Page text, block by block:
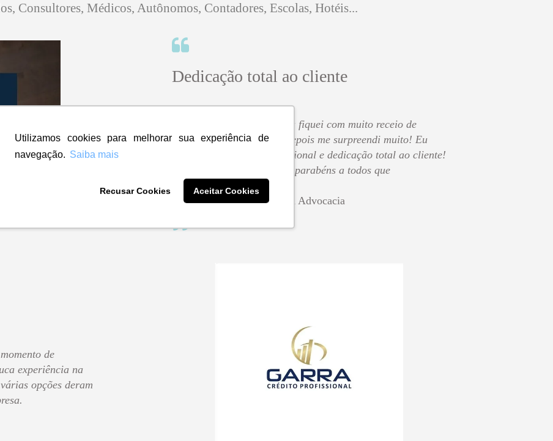
Utilizamos cookies para melhorar sua experiência de
navegação. Saiba mais
Recusar Cookies Aceitar Cookies
Consultores, Médicos, Autônomos, Contadores, Escolas, Hotéis...
Dedicação total ao cliente
"Sinceramente, no início eu fiquei com muito receio de
contratar a empresa mas depois me surpreendi muito! Eu
amei! Super rápido, profissional e dedicação total ao cliente!
Eu indico, aprovo e dou os parabéns a todos que
participaram!
Cliente: Ellen Dias da Silva Advocacia
de
experiência na
opções deram